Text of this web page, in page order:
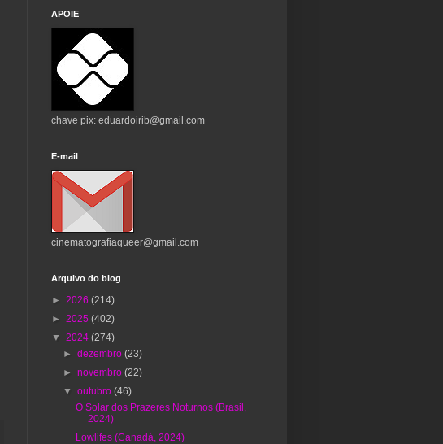
APOIE
chave pix: eduardoirib@gmail.com
E-mail
cinematografiaqueer@gmail.com
Arquivo do blog
► 2026 (214)
► 2025 (402)
▼ 2024 (274)
►dezembro(23)
►novembro(22)
▼outubro(46)
O Solar dos Prazeres Noturnos (Brasil,
2024)
Lowlifes (Canadá, 2024)